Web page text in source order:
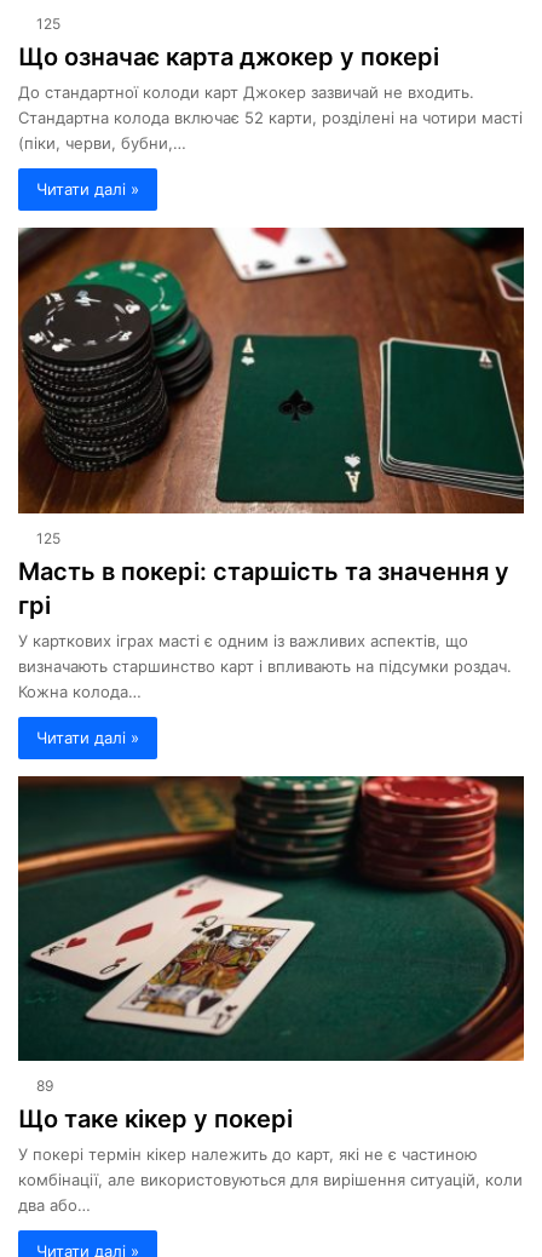
125
Що означає карта джокер у покері
До стандартної колоди карт Джокер зазвичай не входить.
Стандартна колода включає 52 карти, розділені на чотири масті
(піки, черви, бубни,…
Читати далі »
125
Масть в покері: старшість та значення у
грі
У карткових іграх масті є одним із важливих аспектів, що
визначають старшинство карт і впливають на підсумки роздач.
Кожна колода…
Читати далі »
89
Що таке кікер у покері
У покері термін кікер належить до карт, які не є частиною
комбінації, але використовуються для вирішення ситуацій, коли
два або…
Читати далі »